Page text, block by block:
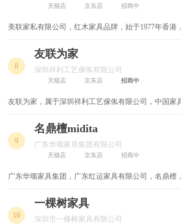
隐形床
双人皮床
阳台躺椅
阳台柜
坐便椅
壁橱
天猫店 京东店 招商中
美联家私有限公司，红木家具品牌，始于1977年香港
8
友联为家
深圳祥利工艺傢俬有限公司
天猫店 京东店 招商中
友联为家，属于深圳祥利工艺傢俬有限公司，中国家
位之一，中国最大的红木家具专业生产企业之一。
9
名鼎檀midita
广东华颂家居集团有限公司
天猫店 京东店 招商中
广东华颂家具集团，广东红运家具有限公司，名鼎檀
10
一棵树家具
深圳市一棵树家具有限公司